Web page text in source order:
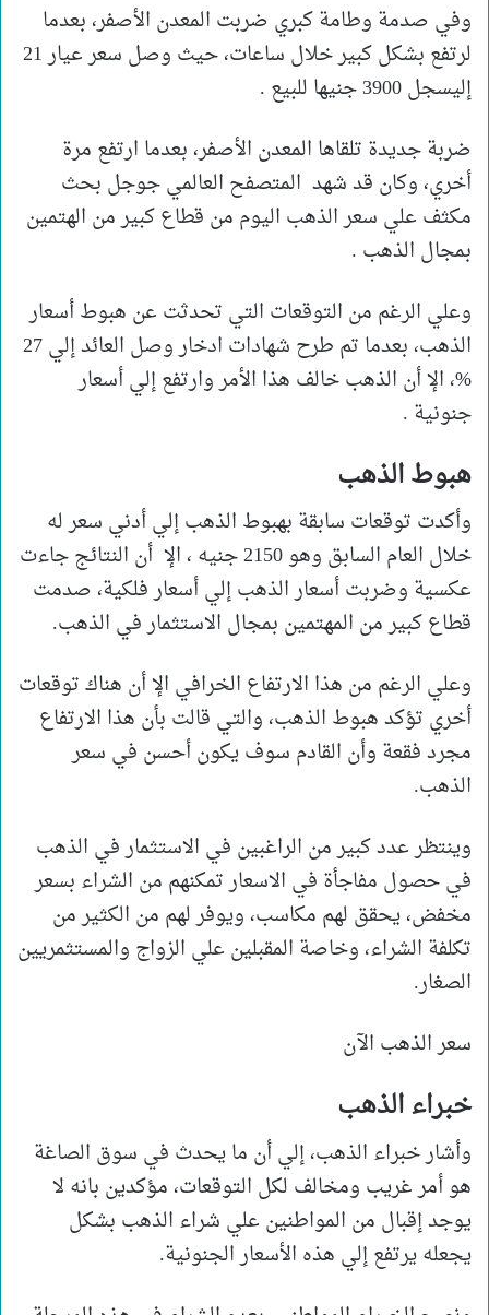
وفي صدمة وطامة كبري ضربت المعدن الأصفر، بعدما
لرتفع بشكل كبير خلال ساعات، حيث وصل سعر عيار 21
إليسجل 3900 جنيها للبيع .
ضربة جديدة تلقاها المعدن الأصفر، بعدما ارتفع مرة
أخري، وكان قد شهد المتصفح العالمي جوجل بحث
مكثف علي سعر الذهب اليوم من قطاع كبير من الهتمين
بمجال الذهب .
وعلي الرغم من التوقعات التي تحدثت عن هبوط أسعار
الذهب، بعدما تم طرح شهادات ادخار وصل العائد إلي 27
%، الإ أن الذهب خالف هذا الأمر وارتفع إلي أسعار
جنونية .
هبوط الذهب
وأكدت توقعات سابقة بهبوط الذهب إلي أدني سعر له
خلال العام السابق وهو 2150 جنيه ، الإ أن النتائج جاءت
عكسية وضربت أسعار الذهب إلي أسعار فلكية، صدمت
قطاع كبير من المهتمين بمجال الاستثمار في الذهب.
وعلي الرغم من هذا الارتفاع الخرافي الإ أن هناك توقعات
أخري تؤكد هبوط الذهب، والتي قالت بأن هذا الارتفاع
مجرد فقعة وأن القادم سوف يكون أحسن في سعر
الذهب.
وينتظر عدد كبير من الراغبين في الاستثمار في الذهب
في حصول مفاجأة في الاسعار تمكنهم من الشراء بسعر
مخفض، يحقق لهم مكاسب، ويوفر لهم من الكثير من
تكلفة الشراء، وخاصة المقبلين علي الزواج والمستثمريين
الصغار.
سعر الذهب الآن
خبراء الذهب
وأشار خبراء الذهب، إلي أن ما يحدث في سوق الصاغة
هو أمر غريب ومخالف لكل التوقعات، مؤكدين بانه لا
يوجد إقبال من المواطنين علي شراء الذهب بشكل
يجعله يرتفع إلي هذه الأسعار الجنونية.